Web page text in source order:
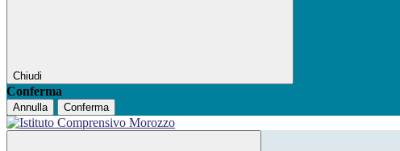
Chiudi
Conferma
Annulla Conferma